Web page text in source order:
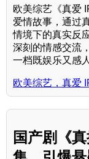
欧美综艺《真爱
爱情故事，通过
情境下的真实反
深刻的情感交流
一档既娱乐又感
欧美综艺，真爱
国产剧《